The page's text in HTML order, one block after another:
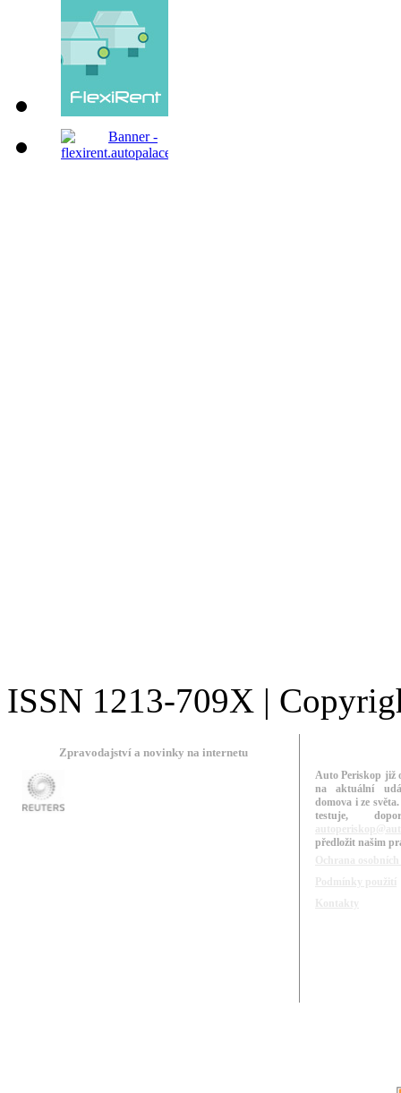
ISSN 1213-709X |
Zpravodajství a novinky na internetu
Auto Periskop již
na aktuální
domova i ze
testuje,
předložit našim